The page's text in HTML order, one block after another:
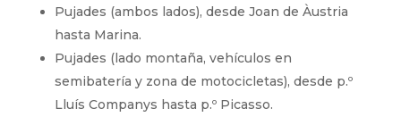
Pujades (ambos lados), desde Joan de Àustria
hasta Marina.
Pujades (lado montaña, vehículos en
semibatería y zona de motocicletas), desde p.º
Lluís Companys hasta p.º Picasso.